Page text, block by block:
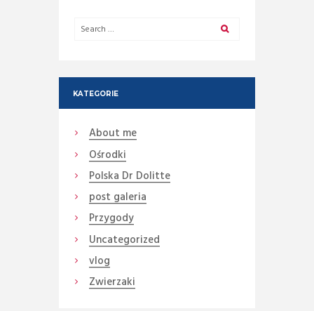
KATEGORIE
About me
Ośrodki
Polska Dr Dolitte
post galeria
Przygody
Uncategorized
vlog
Zwierzaki